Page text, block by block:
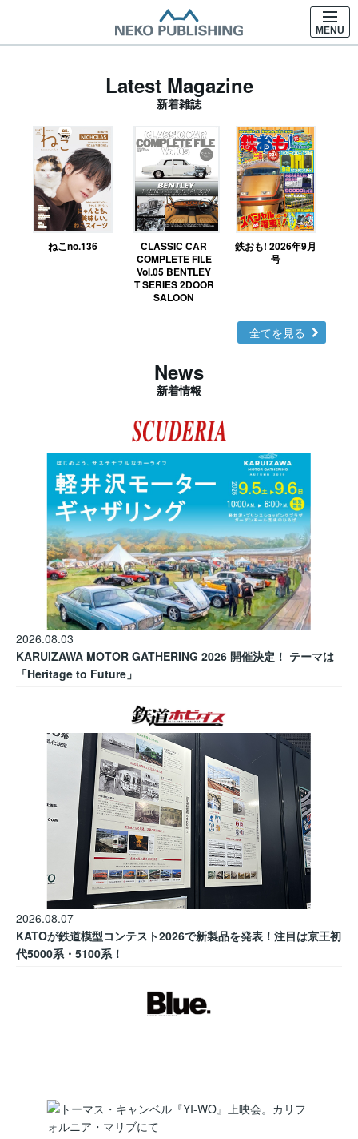
MENU
Latest Magazine
新着雑誌
ねこno.136
CLASSIC CAR
COMPLETE FILE
Vol.05 BENTLEY
T SERIES 2DOOR
SALOON
鉄おも! 2026年9月
号
全てを見る
News
新着情報
2026.08.03
KARUIZAWA MOTOR GATHERING 2026 開催決定！ テーマは
「Heritage to Future」
2026.08.07
KATOが鉄道模型コンテスト2026で新製品を発表！注目は京王初
代5000系・5100系！